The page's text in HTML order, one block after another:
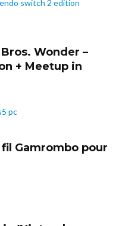
Wonder –
+ Meetup in
Gamrombo pour